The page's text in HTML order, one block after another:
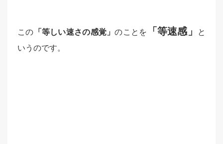
この 「等しい速さの感覚」のことを 「等速感」
と
いうのです。